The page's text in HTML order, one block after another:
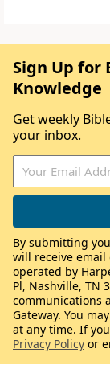
Sign Up for
Knowledge
Get weekly
your inbox.
By submitting
will receive email
operated by
Pl, Nashville, TN
communications
Gateway. You
at any time. If
Privacy Policy or